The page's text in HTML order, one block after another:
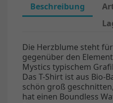
Beschreibung
Die Herzblume steht
gegenüber den
Mystics typischem
Das T-Shirt ist aus Bio-
schön groß
hat einen Boundless